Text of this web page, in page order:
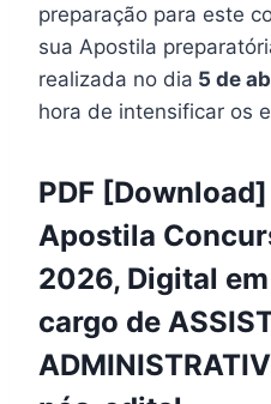
preparação para este
sua Apostila
realizada no dia 5 de
hora de intensificar os
PDF [Download]
Apostila
2026, Digital em
cargo de